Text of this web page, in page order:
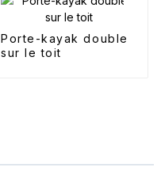
Porte-kayak double
sur le toit